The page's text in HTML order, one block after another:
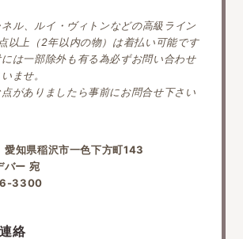
ル、ルイ・ヴィトンなどの高級ライン
以上（2年以内の物）は着払い可能です
は一部除外も有る為必ずお問い合わせ
ませ。
がありましたら事前にお問合せ下さい
県稲沢市一色下方町143
バー 宛
3300
絡